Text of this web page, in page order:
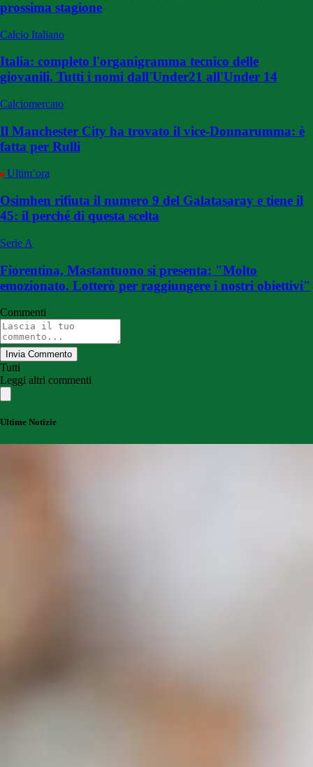
prossima stagione
Calcio Italiano
Italia: completo l'organigramma tecnico delle
giovanili. Tutti i nomi dall'Under21 all'Under 14
Calciomercato
Il Manchester City ha trovato il vice-Donnarumma: è
fatta per Rulli
Ultim’ora
Osimhen rifiuta il numero 9 del Galatasaray e tiene il
45: il perché di questa scelta
Serie A
Fiorentina, Mastantuono si presenta: "Molto
emozionato. Lotterò per raggiungere i nostri obiettivi"
Commenti
Invia Commento
Tutti
Leggi altri commenti
Ultime Notizie